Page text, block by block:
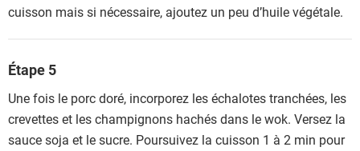
cuisson mais si nécessaire, ajoutez un peu d’huile végétale.
Étape 5
Une fois le porc doré, incorporez les échalotes tranchées, les
crevettes et les champignons hachés dans le wok. Versez la
sauce soja et le sucre. Poursuivez la cuisson 1 à 2 min pour